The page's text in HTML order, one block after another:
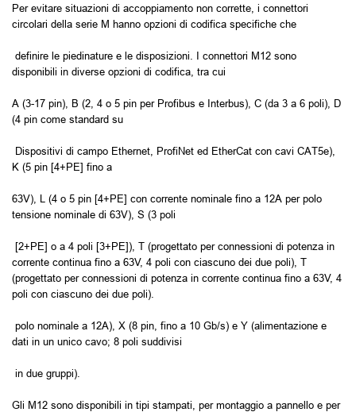
Per evitare situazioni di accoppiamento non corrette, i connettori
circolari della serie M hanno opzioni di codifica specifiche che
definire le piedinature e le disposizioni. I connettori M12 sono
disponibili in diverse opzioni di codifica, tra cui
A (3-17 pin), B (2, 4 o 5 pin per Profibus e Interbus), C (da 3 a 6 poli), D
(4 pin come standard su
Dispositivi di campo Ethernet, ProfiNet ed EtherCat con cavi CAT5e),
K (5 pin [4+PE] fino a
63V), L (4 o 5 pin [4+PE] con corrente nominale fino a 12A per polo
tensione nominale di 63V), S (3 poli
[2+PE] o a 4 poli [3+PE]), T (progettato per connessioni di potenza in
corrente continua fino a 63V, 4 poli con ciascuno dei due poli), T
(progettato per connessioni di potenza in corrente continua fino a 63V, 4
poli con ciascuno dei due poli).
polo nominale a 12A), X (8 pin, fino a 10 Gb/s) e Y (alimentazione e
dati in un unico cavo; 8 poli suddivisi
in due gruppi).
Gli M12 sono disponibili in tipi stampati, per montaggio a pannello e per